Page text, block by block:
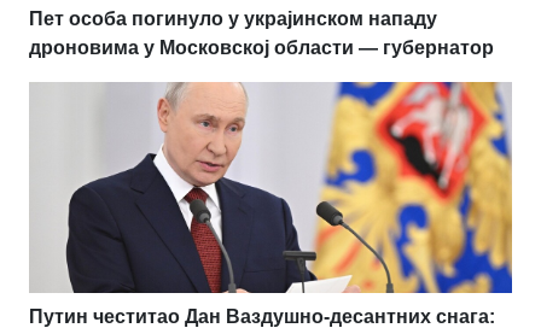
Пет особа погинуло у украјинском нападу
дроновима у Московској области — губернатор
Путин честитао Дан Ваздушно-десантних снага: